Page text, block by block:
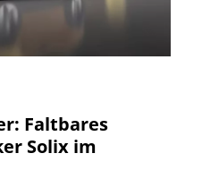
Faltbares
Solix im